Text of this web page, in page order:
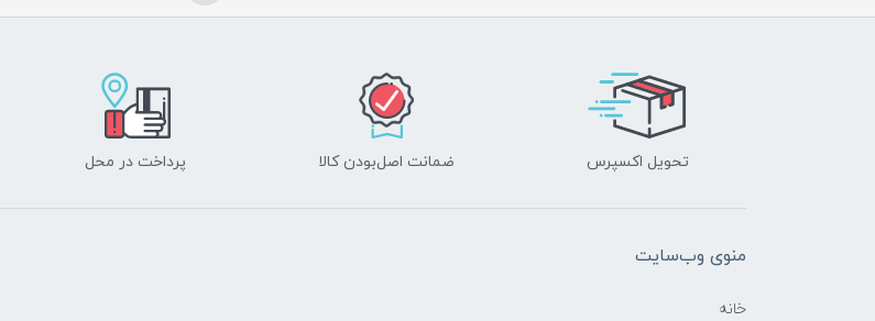
تحویل اکسپرس ضمانت اصل‌بودن کالا پرداخت در محل
منوی وب‌سایت
خانه